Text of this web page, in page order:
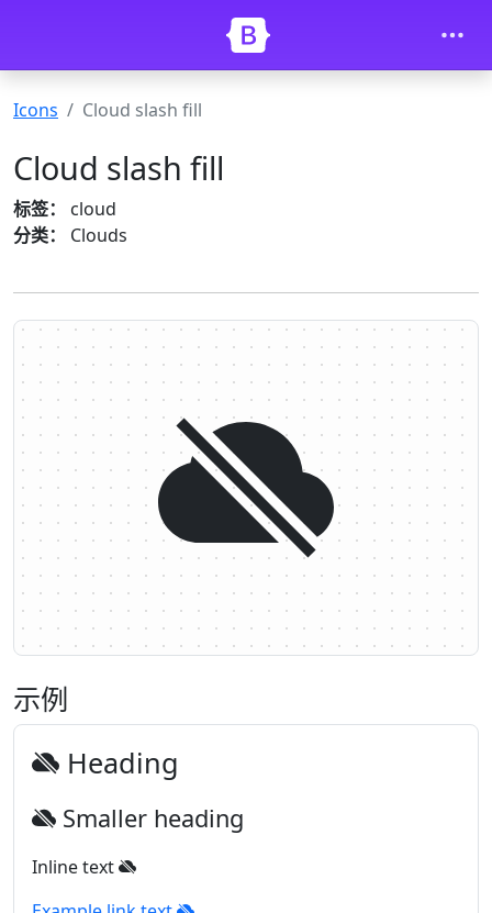
Icons Cloud slash fill
Cloud slash fill
标签：
cloud
分类：
Clouds
示例
Heading
Smaller heading
Inline text